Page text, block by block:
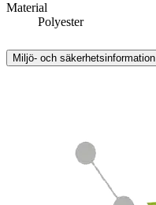
Material
Polyester
Miljö- och säkerhetsinformation